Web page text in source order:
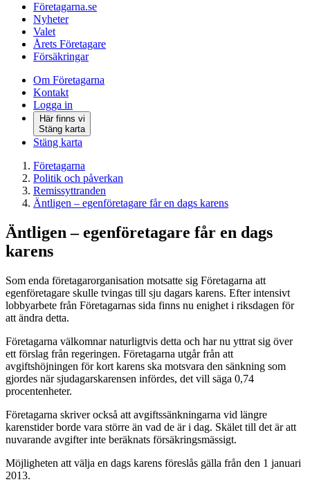
Företagarna.se
Nyheter
Valet
Årets Företagare
Försäkringar
Om Företagarna
Kontakt
Logga in
Här finns vi
Stäng karta
Stäng karta
Företagarna
Politik och påverkan
Remissyttranden
Äntligen – egenföretagare får en dags karens
Äntligen – egenföretagare får en dags
karens
Som enda företagarorganisation motsatte sig Företagarna att
egenföretagare skulle tvingas till sju dagars karens. Efter intensivt
lobbyarbete från Företagarnas sida finns nu enighet i riksdagen för
att ändra detta.
Företagarna välkomnar naturligtvis detta och har nu yttrat sig över
ett förslag från regeringen. Företagarna utgår från att
avgiftshöjningen för kort karens ska motsvara den sänkning som
gjordes när sjudagarskarensen infördes, det vill säga 0,74
procentenheter.
Företagarna skriver också att avgiftssänkningarna vid längre
karenstider borde vara större än vad de är i dag. Skälet till det är att
nuvarande avgifter inte beräknats försäkringsmässigt.
Möjligheten att välja en dags karens föreslås gälla från den 1 januari
2013.